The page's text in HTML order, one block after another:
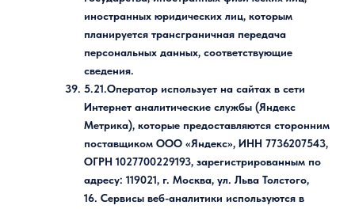
иностранных юридических лиц, которым
планируется трансграничная передача
персональных данных, соответствующие
сведения.
5.21.Оператор использует на сайтах в сети
Интернет аналитические службы (Яндекс
Метрика), которые предоставляются сторонним
поставщиком ООО «Яндекс», ИНН 7736207543,
ОГРН 1027700229193, зарегистрированным по
адресу: 119021, г. Москва, ул. Льва Толстого,
16. Сервисы веб-аналитики используются в